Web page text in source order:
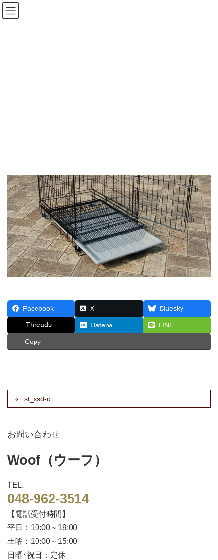
Facebook X Bluesky
Threads Hatena LINE
Copy
st_ssd-c
お問い合わせ
Woof（ウーフ）
TEL.
048-962-3514
【電話受付時間】
平日：10:00～19:00
土曜：10:00～15:00
日曜･祝日：定休